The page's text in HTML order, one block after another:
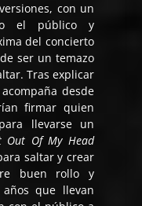
con un
el público y
del concierto
ser un temazo
Tras explicar
desde
firmar quien
llevarse un
Out Of My Head
saltar y crear
buen rollo y
que llevan